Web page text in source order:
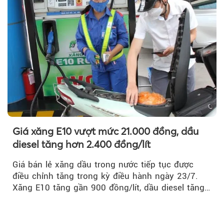
Giá xăng E10 vượt mức 21.000 đồng, dầu
diesel tăng hơn 2.400 đồng/lít
Giá bán lẻ xăng dầu trong nước tiếp tục được
điều chỉnh tăng trong kỳ điều hành ngày 23/7.
Xăng E10 tăng gần 900 đồng/lít, dầu diesel tăng